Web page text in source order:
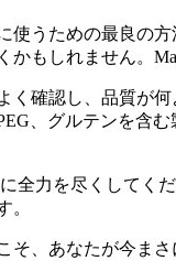
うための最良の
もしれません。
確認し、品質が
、グルテンを含
全力を尽くしてく
。
、あなたが今ま